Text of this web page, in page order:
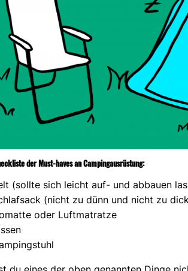
der Must-haves an Campingausrüstung:
(sollte sich leicht auf- und abbauen
(nicht zu dünn und nicht zu
oder Luftmatratze